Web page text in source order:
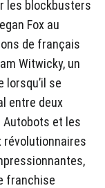
les blockbusters
Fox au
de français
Witwicky, un
lorsqu’il se
entre deux
et les
franchise